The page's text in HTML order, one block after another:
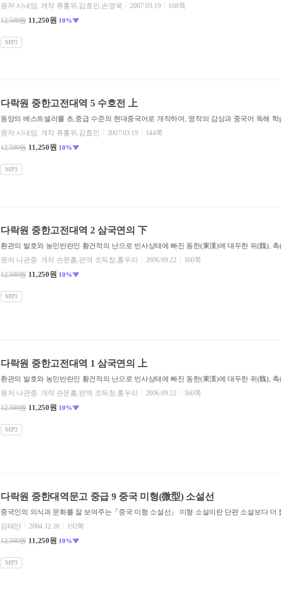
원저 시내암, 개작 류홍위,김효민,손영욱
2007.03.19
168쪽
12,500원 11,250원 10%
MP3
다락원 중한고전대역 5 수호전 上
원저 시내암, 개작 류홍위,김효민
2007.03.19
144쪽
12,500원 11,250원 10%
MP3
다락원 중한고전대역 2 삼국연의 下
원저 나관중. 개작 손문흠,편역 조득창,홍우리
2006.09.22
160쪽
12,500원 11,250원 10%
MP3
다락원 중한고전대역 1 삼국연의 上
원저 나관중. 개작 손문흠,편역 조득창,홍우리
2006.09.22
160쪽
12,500원 11,250원 10%
MP3
다락원 중한대역문고 중급 9 중국 미형(微型) 소설선
김태만
2004.12.10
192쪽
12,500원 11,250원 10%
MP3